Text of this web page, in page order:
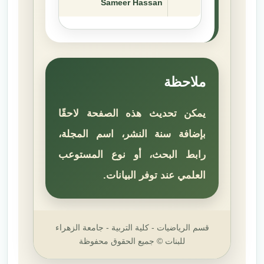
Sameer Hassan
ملاحظة
يمكن تحديث هذه الصفحة لاحقًا
بإضافة سنة النشر، اسم المجلة،
رابط البحث، أو نوع المستوعب
العلمي عند توفر البيانات.
قسم الرياضيات - كلية التربية - جامعة الزهراء
للبنات © جميع الحقوق محفوظة